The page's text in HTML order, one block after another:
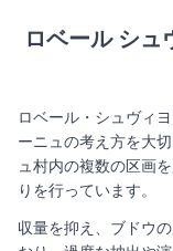
ロベール シュ
ロベール・シュヴィ
ーニュの考え方を大
ュ村内の複数の区画
りを行っています。
収量を抑え、ブドウ